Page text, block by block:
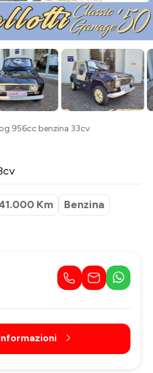
956cc benzina 33cv
Km
Benzina